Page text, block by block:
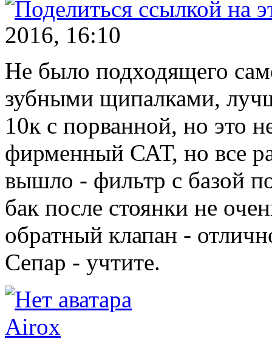
2016, 16:10
Не было подходящего
зубными щипалками,
10к с порванной, но это
фирменный САТ, но все
вышло - фильтр с базой
бак после стоянки не
обратный клапан -
Сепар - учтите.
Airox